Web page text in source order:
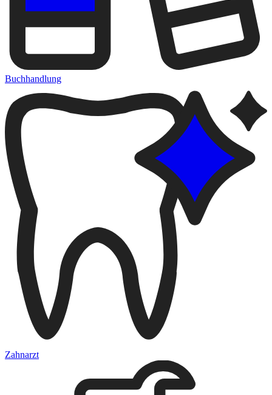
Buchhandlung
Zahnarzt